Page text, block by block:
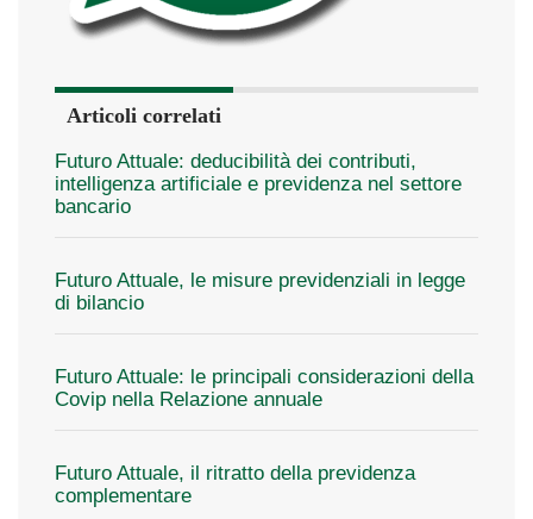
Articoli correlati
Futuro Attuale: deducibilità dei contributi,
intelligenza artificiale e previdenza nel settore
bancario
Futuro Attuale, le misure previdenziali in legge
di bilancio
Futuro Attuale: le principali considerazioni della
Covip nella Relazione annuale
Futuro Attuale, il ritratto della previdenza
complementare